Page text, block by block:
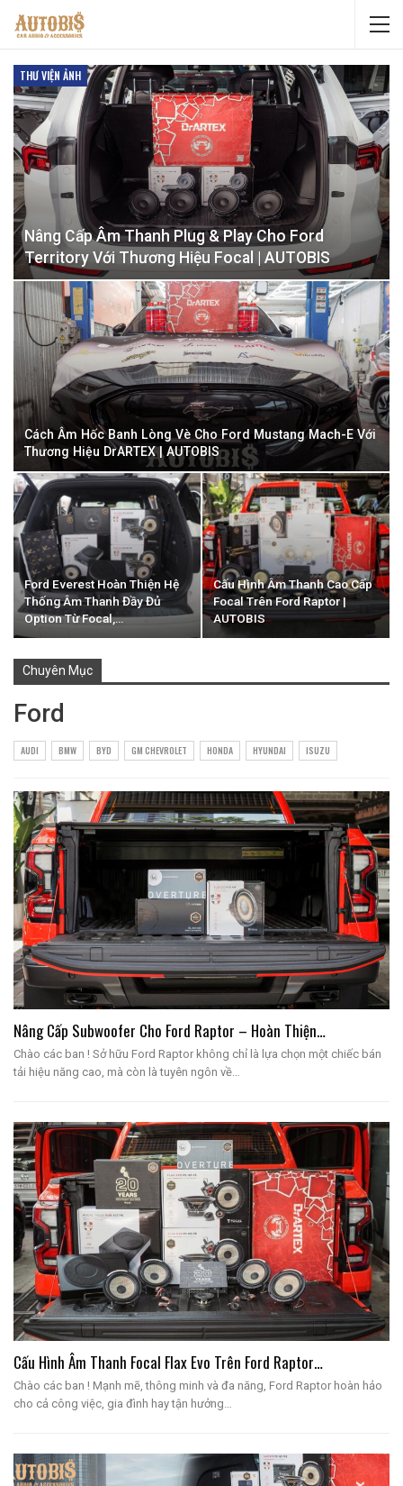
THƯ VIỆN ẢNH
Nâng Cấp Âm Thanh Plug & Play Cho Ford
Territory Với Thương Hiệu Focal | AUTOBIS
Cách Âm Hốc Banh Lòng Vè Cho Ford Mustang Mach-E Với
Thương Hiệu DrARTEX | AUTOBIS
Ford Everest Hoàn Thiện Hệ
Thống Âm Thanh Đầy Đủ
Option Từ Focal,…
Cấu Hình Âm Thanh Cao Cấp
Focal Trên Ford Raptor |
AUTOBIS
Chuyên Mục
Ford
AUDI BMW BYD GM CHEVROLET HONDA HYUNDAI ISUZU
Nâng Cấp Subwoofer Cho Ford Raptor – Hoàn Thiện…
Chào các ban ! Sở hữu Ford Raptor không chỉ là lựa chọn một chiếc bán
tải hiệu năng cao, mà còn là tuyên ngôn về…
Cấu Hình Âm Thanh Focal Flax Evo Trên Ford Raptor…
Chào các ban ! Mạnh mẽ, thông minh và đa năng, Ford Raptor hoàn hảo
cho cả công việc, gia đình hay tận hưởng…